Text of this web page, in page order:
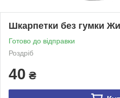
Шкарпетки без гумки
Готово до відправки
Роздріб
40 ₴